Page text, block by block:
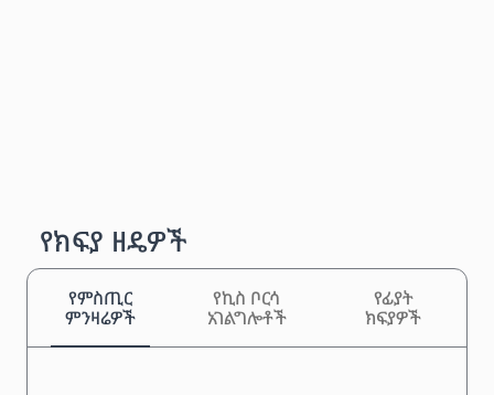
የክፍያ ዘዴዎች
የምስጢር
ምንዛሬዎች
የኪስ ቦርሳ
አገልግሎቶች
የፊያት
ክፍያዎች